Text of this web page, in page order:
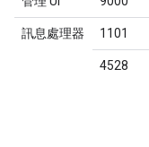
訊息處理器 1101
4528